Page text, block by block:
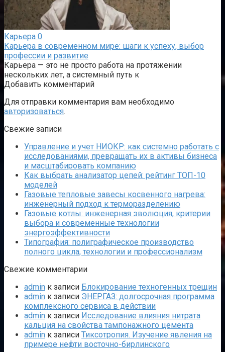
Карьера 0
Карьера в современном мире: шаги к успеху, выбор
профессии и развитие
Карьера — это не просто работа на протяжении
нескольких лет, а системный путь к
Добавить комментарий
Для отправки комментария вам необходимо
авторизоваться.
Свежие записи
Управление и учет НИОКР: как системно работать с
исследованиями, превращать их в активы бизнеса
и масштабировать компанию
Как выбрать анализатор цепей: рейтинг ТОП-10
моделей
Газовые тепловые завесы косвенного нагрева:
инженерный подход к терморазделению
Газовые котлы: инженерная эволюция, критерии
выбора и современные технологии
энергоэффективности
Типография: полиграфическое производство
полного цикла, технологии и профессионализм
Свежие комментарии
admin к записи Блокирование техногенных трещин
admin к записи ЭНЕРГАЗ: долгосрочная программа
комплексного сервиса в действии
admin к записи Исследование влияния нитрата
кальция на свойства тампонажного цемента
admin к записи Тиксотропия. Изучение явления на
примере нефти восточно-бирлинского